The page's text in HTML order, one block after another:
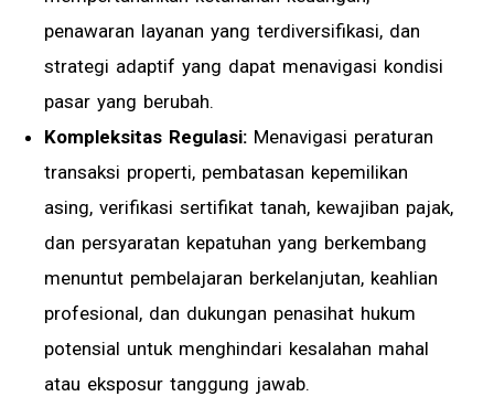
penawaran layanan yang terdiversifikasi, dan
strategi adaptif yang dapat menavigasi kondisi
pasar yang berubah.
Kompleksitas Regulasi: Menavigasi peraturan
transaksi properti, pembatasan kepemilikan
asing, verifikasi sertifikat tanah, kewajiban pajak,
dan persyaratan kepatuhan yang berkembang
menuntut pembelajaran berkelanjutan, keahlian
profesional, dan dukungan penasihat hukum
potensial untuk menghindari kesalahan mahal
atau eksposur tanggung jawab.